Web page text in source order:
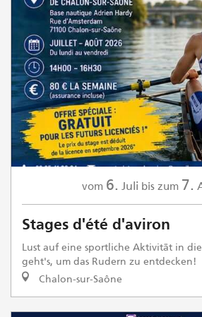
vom 6. Juli bis zum 7.
Stages d'été d'aviron
Lust auf eine sportliche Aktivität in
geht's, um das Rudern zu entdecken!
Chalon-sur-Saône